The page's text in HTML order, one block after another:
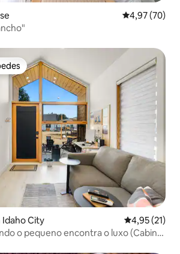
Classificação
4,97 (70)
Idaho City Classificação
4,95 (21)
o pequeno encontra o luxo (Cabine